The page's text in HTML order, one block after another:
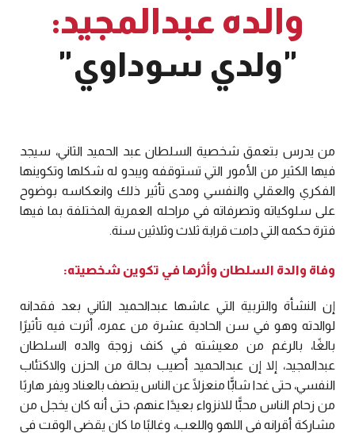
والده عبدالمجيد:
"ولدي سوداوي"
من يدرس بتعمق شخصية السلطان عبد الحميد الثاني، سيجد
فيها الكثير من الأمور التي تستوقفه ويبدو له شكلها وتكوينها
الفكري والعقلي والنفسي ومدى تأثير ذلك وانعكاسه بوضوح
على سلوكياته وتصرفاته في مراحله العمرية المختلفة بما فيها
فترة حكمه التي دامت قرابة ثلاث وثلاثين سنة.
وفاة والدة السلطان وأثرها في تكوين شخصيته:
إن النشأة والتربية التي عاشها عبدالحميد الثاني بعد فقدانه
لوالدته وهو في سن الحادية عشرة من عمره، أثرت فيه تأثيرًا
بالغًا، بالرغم من معيشته في كنف زوجة والده السلطان
عبدالمجيد، إلا إن عبدالحميد أصيب بحالة من الحزن والاكتئاب
النفسي، حتى غدا شابًّا منعزلًا عن الناس يتصف بالعناد ويفر هاربًا
من زحام الناس محبًّا للانزواء بعيدًا عنهم، حتى أنه كان يخجل من
مشاركة أقرانه في اللهو واللعب، وغالبًا ما كان يقضي الوقت في